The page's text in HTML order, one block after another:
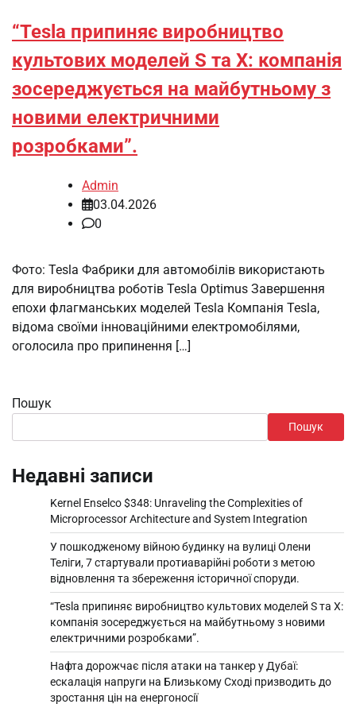
“Tesla припиняє виробництво
культових моделей S та X: компанія
зосереджується на майбутньому з
новими електричними
розробками”.
Admin
03.04.2026
0
Фото: Tesla Фабрики для автомобілів використають
для виробництва роботів Tesla Optimus Завершення
епохи флагманських моделей Tesla Компанія Tesla,
відома своїми інноваційними електромобілями,
оголосила про припинення […]
Пошук
Пошук
Недавні записи
Kernel Enselco $348: Unraveling the Complexities of
Microprocessor Architecture and System Integration
У пошкодженому війною будинку на вулиці Олени
Теліги, 7 стартували протиаварійні роботи з метою
відновлення та збереження історичної споруди.
“Tesla припиняє виробництво культових моделей S та X:
компанія зосереджується на майбутньому з новими
електричними розробками”.
Нафта дорожчає після атаки на танкер у Дубаї:
ескалація напруги на Близькому Сході призводить до
зростання цін на енергоносії